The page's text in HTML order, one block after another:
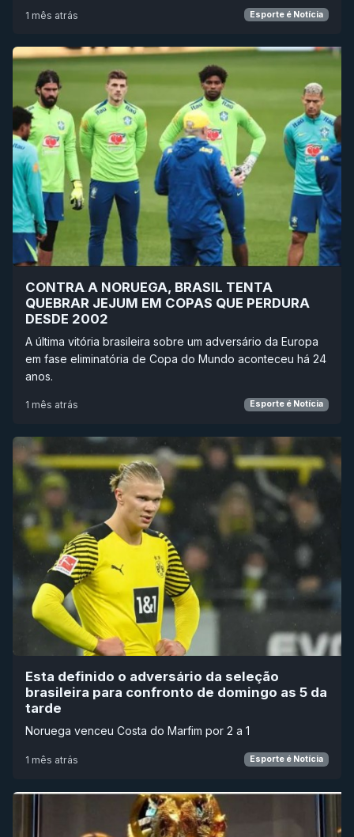
1 mês atrás Esporte é Notícia
CONTRA A NORUEGA, BRASIL TENTA
QUEBRAR JEJUM EM COPAS QUE PERDURA
DESDE 2002
A última vitória brasileira sobre um adversário da Europa
em fase eliminatória de Copa do Mundo aconteceu há 24
anos.
1 mês atrás Esporte é Notícia
Esta definido o adversário da seleção
brasileira para confronto de domingo as 5 da
tarde
Noruega venceu Costa do Marfim por 2 a 1
1 mês atrás Esporte é Notícia